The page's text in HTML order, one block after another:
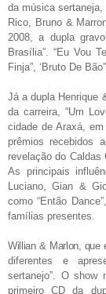
da música
Rico, Bruno &
2008, a dupla
Brasília”. “Eu Vou
Finja”, ‘Bruto De
Já a dupla Henrique
da carreira, “Um
cidade de Araxá,
prêmios recebidos
revelação do Caldas
As principais
Luciano, Gian &
como “Então
famílias presentes.
Willian & Marlon, que
diferentes e
sertanejo”.
O show
primeiro CD da